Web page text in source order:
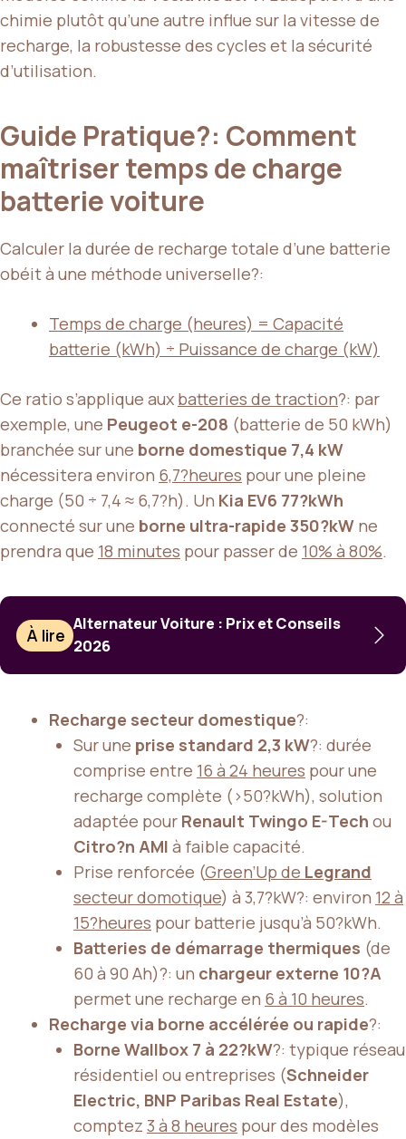
chimie plutôt qu’une autre influe sur la vitesse de
recharge, la robustesse des cycles et la sécurité
d’utilisation.
Guide Pratique?: Comment
maîtriser temps de charge
batterie voiture
Calculer la durée de recharge totale d’une batterie
obéit à une méthode universelle?:
Temps de charge (heures) = Capacité
batterie (kWh) ÷ Puissance de charge (kW)
Ce ratio s’applique aux batteries de traction?: par
exemple, une Peugeot e-208 (batterie de 50 kWh)
branchée sur une borne domestique 7,4 kW
nécessitera environ 6,7?heures pour une pleine
charge (50 ÷ 7,4 ≈ 6,7?h). Un Kia EV6 77?kWh
connecté sur une borne ultra-rapide 350?kW ne
prendra que 18 minutes pour passer de 10% à 80%.
À lire
Alternateur Voiture : Prix et Conseils
2026
Recharge secteur domestique?:
Sur une prise standard 2,3 kW?: durée
comprise entre 16 à 24 heures pour une
recharge complète (>50?kWh), solution
adaptée pour Renault Twingo E-Tech ou
Citro?n AMI à faible capacité.
Prise renforcée (Green’Up de Legrand
secteur domotique) à 3,7?kW?: environ 12 à
15?heures pour batterie jusqu’à 50?kWh.
Batteries de démarrage thermiques (de
60 à 90 Ah)?: un chargeur externe 10?A
permet une recharge en 6 à 10 heures.
Recharge via borne accélérée ou rapide?:
Borne Wallbox 7 à 22?kW?: typique réseau
résidentiel ou entreprises (Schneider
Electric, BNP Paribas Real Estate),
comptez 3 à 8 heures pour des modèles